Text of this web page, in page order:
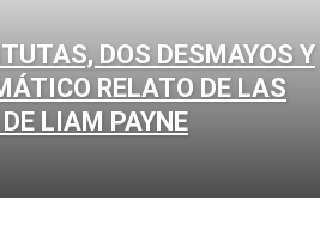
DOS DESMAYOS Y
RELATO DE LAS
LIAM PAYNE